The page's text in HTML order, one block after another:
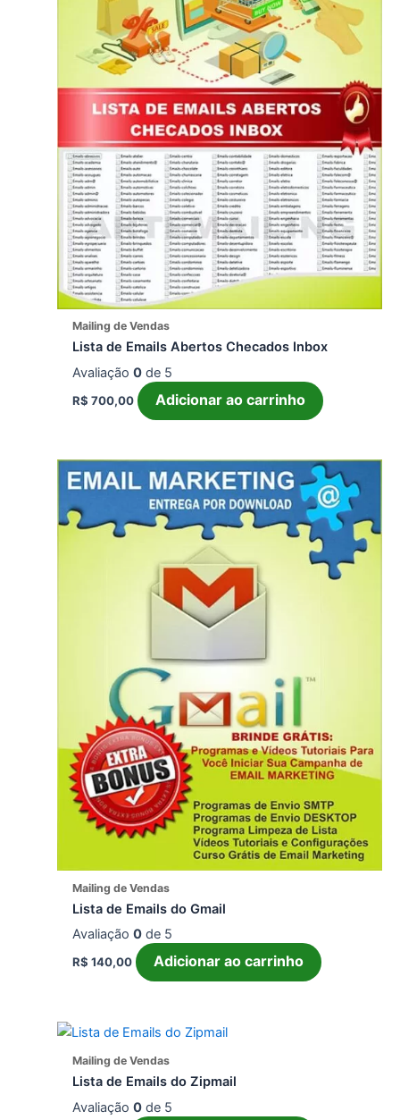
Mailing de Vendas
Lista de Emails Abertos Checados Inbox
Avaliação0 de 5
R$ 700,00 Adicionar ao carrinho
Mailing de Vendas
Lista de Emails do Gmail
Avaliação0 de 5
R$ 140,00 Adicionar ao carrinho
Mailing de Vendas
Lista de Emails do Zipmail
Avaliação0 de 5